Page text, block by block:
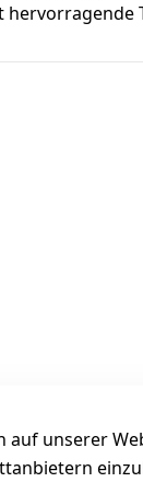
hervorragende
unserer